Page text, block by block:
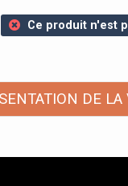
Ce produit n'est
DE